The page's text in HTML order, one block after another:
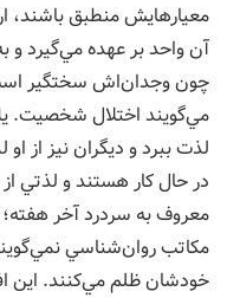
معيارهايش منطبق باشند،
آن واحد بر عهده مي‌گيرد
چون وجدان‌اش سختگير
مي‌گويند اختلال شخصيت.
لذت ببرد و ديگران نيز از
در حال كار هستند و لذتي
معروف به سردرد آخر هفته؛
خودشان ظلم مي‌كنند. اين